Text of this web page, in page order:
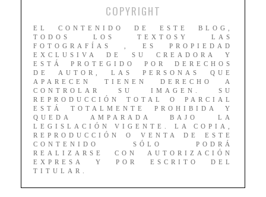
COPYRIGHT
EL CONTENIDO DE ESTE BLOG,
TODOS LOS TEXTOSY LAS
FOTOGRAFÍAS , ES PROPIEDAD
EXCLUSIVA DE SU CREADORA Y
ESTÁ PROTEGIDO POR DERECHOS
DE AUTOR, LAS PERSONAS QUE
APARECEN TIENEN DERECHO A
CONTROLAR SU IMAGEN. SU
REPRODUCCIÓN TOTAL O PARCIAL
ESTÁ TOTALMENTE PROHIBIDA Y
QUEDA AMPARADA BAJO LA
LEGISLACIÓN VIGENTE. LA COPIA,
REPRODUCCIÓN O VENTA DE ESTE
CONTENIDO SÓLO PODRÁ
REALIZARSE CON AUTORIZACIÓN
EXPRESA Y POR ESCRITO DEL
TITULAR.